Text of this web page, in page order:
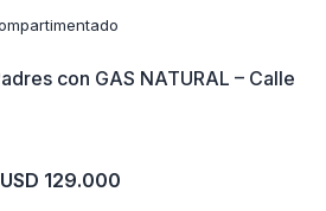
en trotadora dentro del lote
en dos plantas
con GAS NATURAL – Calle
USD 129.000